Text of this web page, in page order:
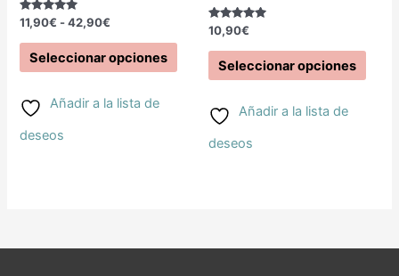
Valorado
con
5.00
de 5
11,90€ - 42,90€
Seleccionar opciones
pueden
elegir
Añadir a la lista de
deseos
Valorado
con
5.00
de 5
10,90€
Seleccionar opciones
Añadir a la lista de
deseos